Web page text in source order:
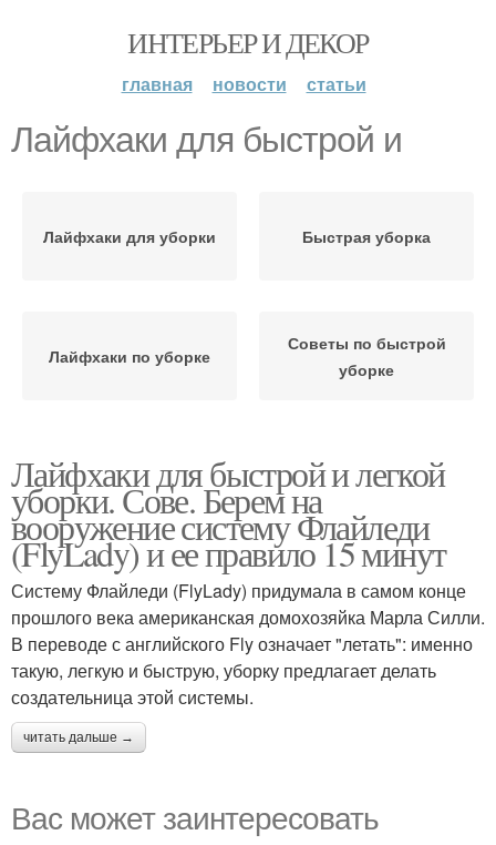
ИНТЕРЬЕР И ДЕКОР
главная новости статьи
Лайфхаки для быстрой и
Лайфхаки для уборки Быстрая уборка
Лайфхаки по уборке
Советы по быстрой
уборке
Лайфхаки для быстрой и легкой
уборки. Сове. Берем на
вооружение систему Флайледи
(FlyLady) и ее правило 15 минут
Систему Флайледи (FlyLady) придумала в самом конце
прошлого века американская домохозяйка Марла Силли.
В переводе с английского Fly означает "летать": именно
такую, легкую и быструю, уборку предлагает делать
создательница этой системы.
читать дальше →
Вас может заинтересовать